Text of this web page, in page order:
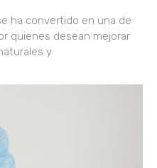
ha convertido en una de
quienes desean mejorar
y